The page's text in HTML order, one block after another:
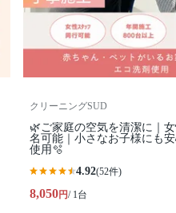
クリーニングSUD
🌿ご家庭の空気を清潔に｜
名可能｜小さなお子様にも
使用🫧
4.92(52件)
8,050円/ 1台